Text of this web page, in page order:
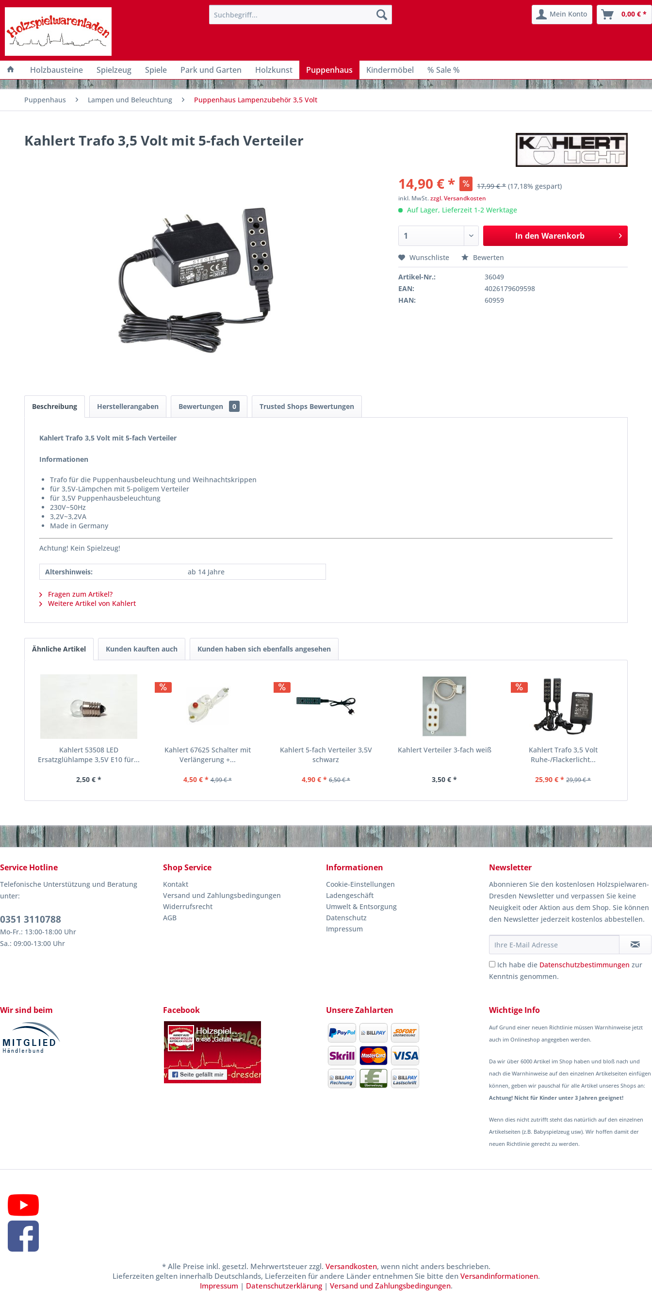
Mein Konto 0,00 € *
Holzbausteine Spielzeug Spiele Park und Garten Holzkunst Puppenhaus Kindermöbel % Sale %
Puppenhaus Lampen und Beleuchtung Puppenhaus Lampenzubehör 3,5 Volt
Kahlert Trafo 3,5 Volt mit 5-fach Verteiler
14,90 € * 17,99 € * (17,18% gespart)
inkl. MwSt.zzgl. Versandkosten
Auf Lager, Lieferzeit 1-2 Werktage
In den Warenkorb
Wunschliste Bewerten
Artikel-Nr.:
36049
EAN:
4026179609598
HAN:
60959
Beschreibung Herstellerangaben Bewertungen 0 Trusted Shops Bewertungen
Kahlert Trafo 3,5 Volt mit 5-fach Verteiler
Informationen
Trafo für die Puppenhausbeleuchtung und Weihnachtskrippen
für 3,5V-Lämpchen mit 5-poligem Verteiler
für 3,5V Puppenhausbeleuchtung
230V~50Hz
3,2V~3,2VA
Made in Germany
Achtung! Kein Spielzeug!
Altershinweis: ab 14 Jahre
Fragen zum Artikel?
Weitere Artikel von Kahlert
Ähnliche Artikel Kunden kauften auch Kunden haben sich ebenfalls angesehen
Kahlert 53508 LED
Ersatzglühlampe 3,5V E10 für...
2,50 € *
Kahlert 67625 Schalter mit
Verlängerung +...
4,50 € * 4,99 € *
Kahlert 5-fach Verteiler 3,5V
schwarz
4,90 € * 6,50 € *
Kahlert Verteiler 3-fach weiß
3,50 € *
Kahlert Trafo 3,5 Volt
Ruhe-/Flackerlicht...
25,90 € * 29,99 € *
Service Hotline
Telefonische Unterstützung und Beratung
unter:
0351 3110788
Mo-Fr.: 13:00-18:00 Uhr
Sa.: 09:00-13:00 Uhr
Shop Service
Kontakt
Versand und Zahlungsbedingungen
Widerrufsrecht
AGB
Informationen
Cookie-Einstellungen
Ladengeschäft
Umwelt & Entsorgung
Datenschutz
Impressum
Newsletter
Abonnieren Sie den kostenlosen Holzspielwaren-
Dresden Newsletter und verpassen Sie keine
Neuigkeit oder Aktion aus dem Shop. Sie können
den Newsletter jederzeit kostenlos abbestellen.
Ich habe die Datenschutzbestimmungen zur
Kenntnis genommen.
Wir sind beim Facebook Unsere Zahlarten Wichtige Info
Auf Grund einer neuen Richtlinie müssen Warnhinweise jetzt
auch im Onlineshop angegeben werden.
Da wir über 6000 Artikel im Shop haben und bloß nach und
nach die Warnhinweise auf den einzelnen Artikelseiten einfügen
können, geben wir pauschal für alle Artikel unseres Shops an:
Achtung! Nicht für Kinder unter 3 Jahren geeignet!
Wenn dies nicht zutrifft steht das natürlich auf den einzelnen
Artikelseiten (z.B. Babyspielzeug usw). Wir hoffen damit der
neuen Richtlinie gerecht zu werden.
* Alle Preise inkl. gesetzl. Mehrwertsteuer zzgl. Versandkosten, wenn nicht anders beschrieben.
Lieferzeiten gelten innerhalb Deutschlands, Lieferzeiten für andere Länder entnehmen Sie bitte den Versandinformationen.
Impressum | Datenschutzerklärung| Versand und Zahlungsbedingungen.